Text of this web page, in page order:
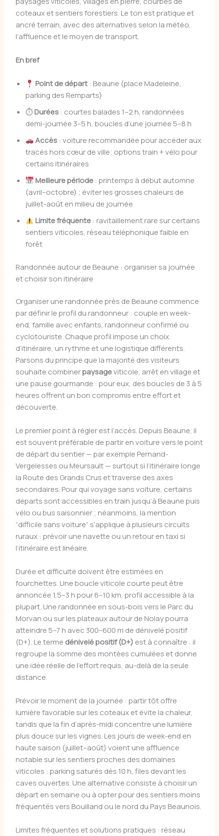
coteaux et sentiers forestiers. Le ton est pratique et
ancré terrain, avec des alternatives selon la météo,
l’affluence et le moyen de transport.
En bref
Point de départ : Beaune (place Madeleine,
parking des Remparts)
⏱Durées : courtes balades 1–2 h, randonnées
demi-journée 3–5 h, boucles d’une journée 5–8 h
Accès : voiture recommandée pour accéder aux
tracés hors cœur de ville; options train + vélo pour
certains itinéraires
Meilleure période : printemps à début automne
(avril–octobre) ; éviter les grosses chaleurs de
juillet-août en milieu de journée
Limite fréquente : ravitaillement rare sur certains
sentiers viticoles, réseau téléphonique faible en
forêt
Randonnée autour de Beaune : organiser sa journée
et choisir son itinéraire
Organiser une randonnée près de Beaune commence
par définir le profil du randonneur : couple en week-
end, famille avec enfants, randonneur confirmé ou
cyclotouriste. Chaque profil impose un choix
d’itinéraire, un rythme et une logistique différents.
Parsons du principe que la majorité des visiteurs
souhaite combinerpaysageviticole, arrêt en village et
une pause gourmande : pour eux, des boucles de 3 à 5
heures offrent un bon compromis entre effort et
découverte.
Le premier point à régler est l’accès. Depuis Beaune, il
est souvent préférable de partir en voiture vers le point
de départ du sentier — par exemple Pernand-
Vergelesses ou Meursault — surtout si l’itinéraire longe
la Route des Grands Crus et traverse des axes
secondaires. Pour qui voyage sans voiture, certains
départs sont accessibles en train jusqu’à Beaune puis
vélo ou bus saisonnier ; néanmoins, la mention
“difficile sans voiture” s’applique à plusieurs circuits
ruraux : prévoir une navette ou un retour en taxi si
l’itinéraire est linéaire.
Durée et difficulté doivent être estimées en
fourchettes. Une boucle viticole courte peut être
annoncée 1,5–3 h pour 6–10 km, profil accessible à la
plupart. Une randonnée en sous-bois vers le Parc du
Morvan ou sur les plateaux autour de Nolay pourra
atteindre 5–7 h avec 300–600 m de dénivelé positif
(D+). Le terme dénivelé positif (D+) est à connaître : il
regroupe la somme des montées cumulées et donne
une idée réelle de l’effort requis, au-delà de la seule
distance.
Prévoir le moment de la journée : partir tôt offre
lumière favorable sur les coteaux et évite la chaleur,
tandis que la fin d’après-midi concentre une lumière
plus douce sur les vignes. Les jours de week-end en
haute saison (juillet–août) voient une affluence
notable sur les sentiers proches des domaines
viticoles : parking saturés dès 10 h, files devant les
caves ouvertes. Une alternative consiste à choisir un
départ en semaine ou à opter pour des sentiers moins
fréquentés vers Bouilland ou le nord du Pays Beaunois.
Limites fréquentes et solutions pratiques : réseau